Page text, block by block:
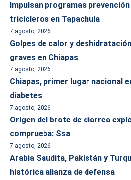
Impulsan programas
tricicleros en Tapachula
7 agosto, 2026
Golpes de calor y
graves en Chiapas
7 agosto, 2026
Chiapas, primer lugar nacional
diabetes
7 agosto, 2026
Origen del brote de diarrea
comprueba: Ssa
7 agosto, 2026
Arabia Saudita, Pakistán y
histórica alianza de defensa